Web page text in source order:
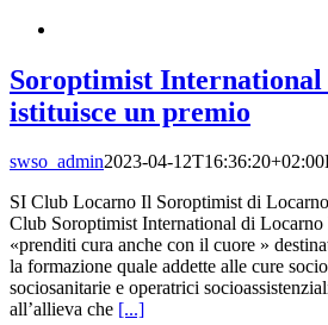
Soroptimist
istituisce un premio
swso_admin2023-04-12T16:36:20+02:00
SI Club Locarno Il Soroptimist di
Club Soroptimist International di
«prenditi cura anche con il cuore »
la formazione quale addette alle cure
sociosanitarie e operatrici
all’allieva che [...]